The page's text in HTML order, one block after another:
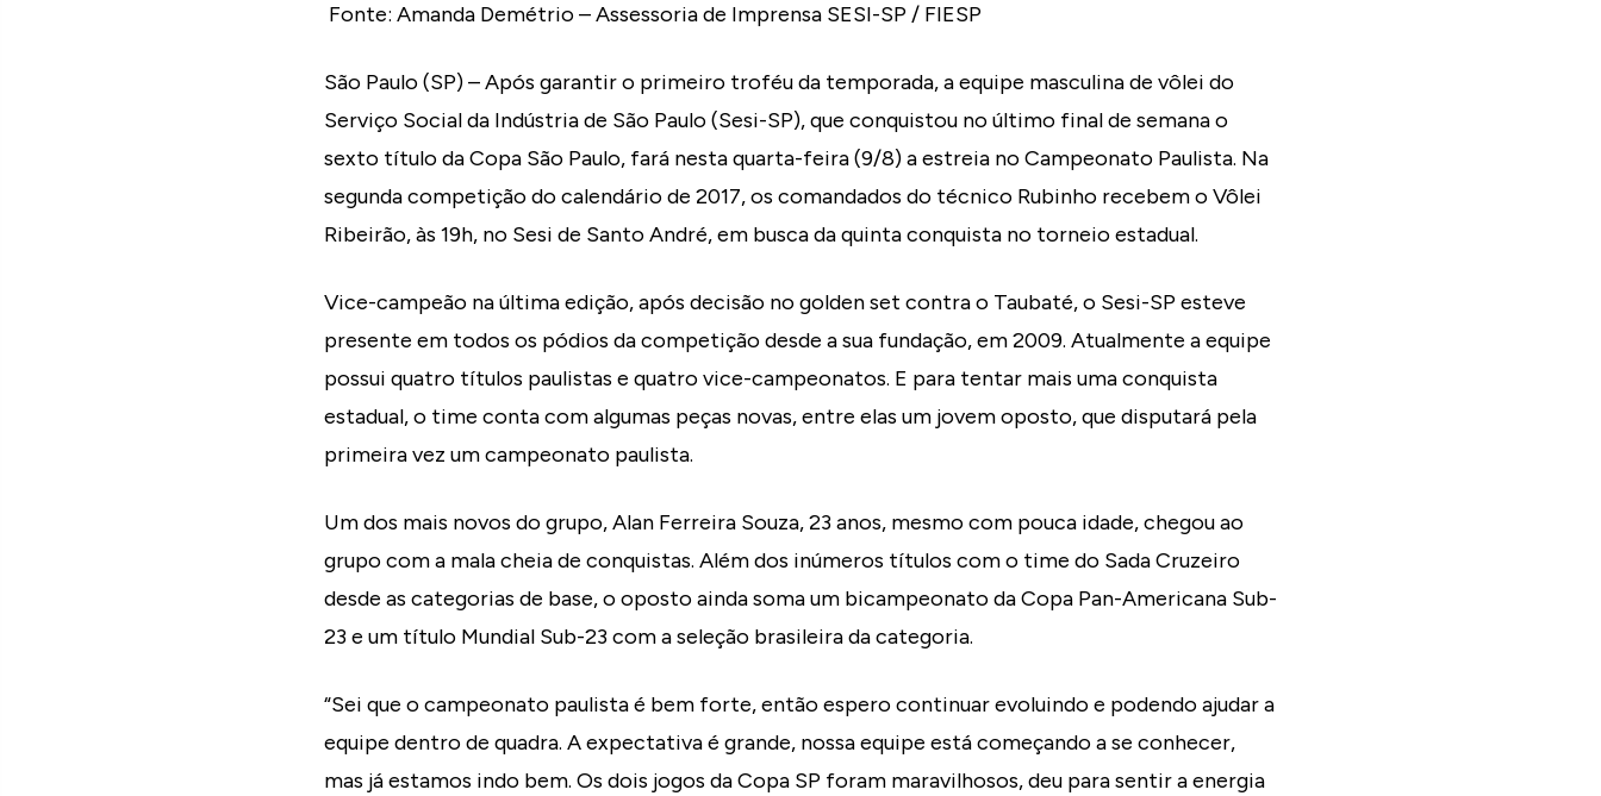
Fonte: Amanda Demétrio – Assessoria de Imprensa SESI-SP / FIESP
São Paulo (SP) – Após garantir o primeiro troféu da temporada, a equipe masculina de vôlei do
Serviço Social da Indústria de São Paulo (Sesi-SP), que conquistou no último final de semana o
sexto título da Copa São Paulo, fará nesta quarta-feira (9/8) a estreia no Campeonato Paulista. Na
segunda competição do calendário de 2017, os comandados do técnico Rubinho recebem o Vôlei
Ribeirão, às 19h, no Sesi de Santo André, em busca da quinta conquista no torneio estadual.
Vice-campeão na última edição, após decisão no golden set contra o Taubaté, o Sesi-SP esteve
presente em todos os pódios da competição desde a sua fundação, em 2009. Atualmente a equipe
possui quatro títulos paulistas e quatro vice-campeonatos. E para tentar mais uma conquista
estadual, o time conta com algumas peças novas, entre elas um jovem oposto, que disputará pela
primeira vez um campeonato paulista.
Um dos mais novos do grupo, Alan Ferreira Souza, 23 anos, mesmo com pouca idade, chegou ao
grupo com a mala cheia de conquistas. Além dos inúmeros títulos com o time do Sada Cruzeiro
desde as categorias de base, o oposto ainda soma um bicampeonato da Copa Pan-Americana Sub-
23 e um título Mundial Sub-23 com a seleção brasileira da categoria.
“Sei que o campeonato paulista é bem forte, então espero continuar evoluindo e podendo ajudar a
equipe dentro de quadra. A expectativa é grande, nossa equipe está começando a se conhecer,
mas já estamos indo bem. Os dois jogos da Copa SP foram maravilhosos, deu para sentir a energia